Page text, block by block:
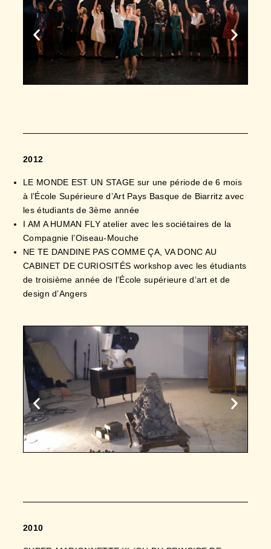
2012
LE MONDE EST UN STAGE sur une période de 6 mois
les étudiants de 3ème année
I AM A HUMAN FLY atelier avec les sociétaires de la
Compagnie l’Oiseau-Mouche
NE TE DANDINE PAS COMME ÇA, VA DONC AU
CABINET DE CURIOSITÉS workshop avec les étudiants
de troisième année de l’École supérieure d’art et de
design d’Angers
2010
SUPER-MARIONNETTE !!! (OU DU PRINCIPE DE